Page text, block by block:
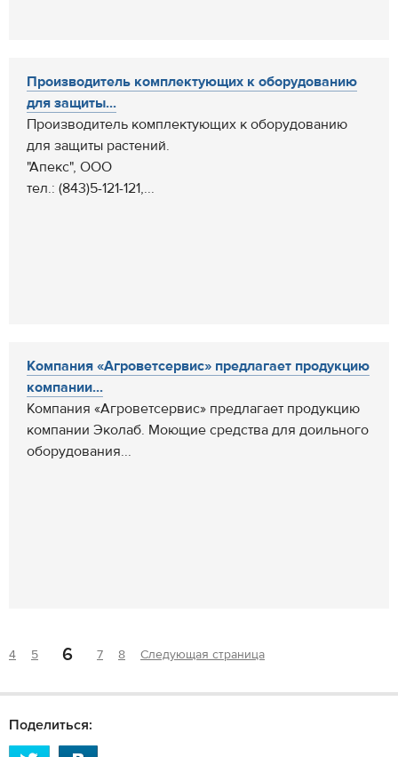
Производитель комплектующих к оборудованию
для защиты...
Производитель комплектующих к оборудованию
для защиты растений.
"Апекс", ООО
тел.: (843)5-121-121,...
Компания «Агроветсервис» предлагает продукцию
компании...
Компания «Агроветсервис» предлагает продукцию
компании Эколаб. Моющие средства для доильного
оборудования...
4 5 6 7 8 Следующая страница
Поделиться: